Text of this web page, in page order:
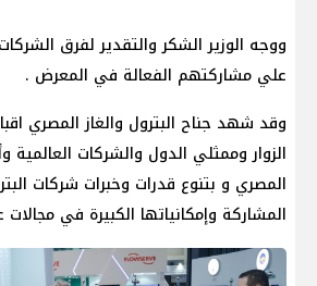
ووجه الوزير الشكر والتقدير لفرق
علي مشاركتهم الفعالة في المعرض .
وقد شهد جناح البترول والغاز المصري
الزوار وممثلي الدول والشركات العالمية
المصري و بتنوع قدرات وخبرات شركات
المشاركة وإمكانياتها الكبيرة في